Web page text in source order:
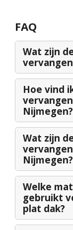
FAQ
Wat zijn
Hoe vind
Nijmegen?
Wat zijn
Nijmegen?
Welke
gebruikt
plat dak?